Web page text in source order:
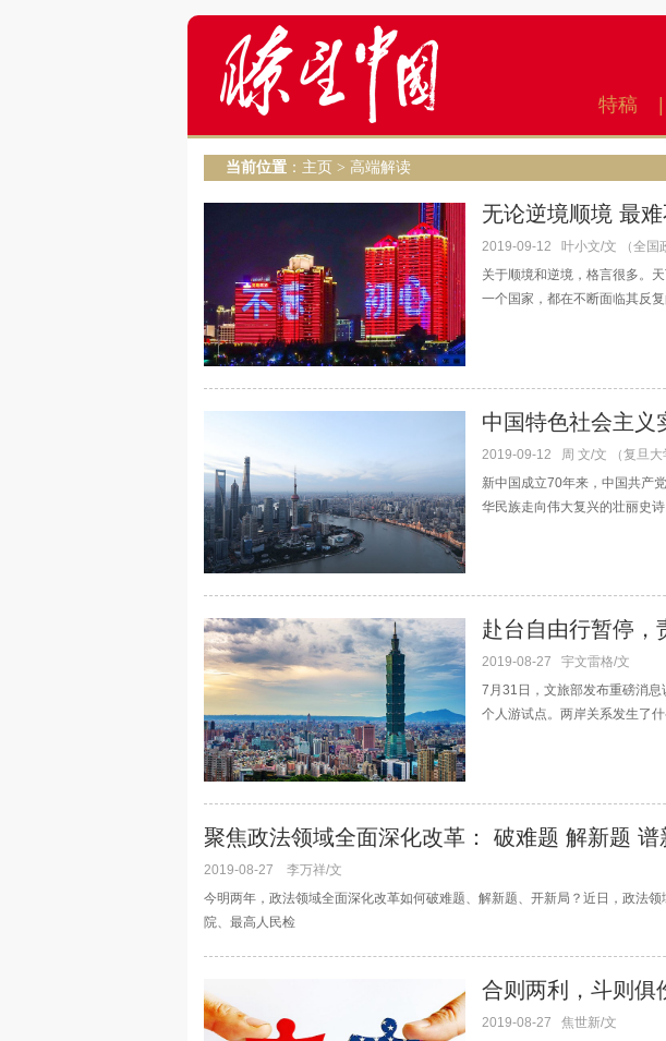
特稿
当前位置 ： 主页 > 高端解读
无论逆境顺境 最
2019-09-12
叶小文/文 （全国
关于顺境和逆境，格言很多。
一个国家，都在不断面临其反
中国特色社会主义
2019-09-12
周 文/文 （复旦
新中国成立70年来，中国共产
华民族走向伟大复兴的壮丽史
赴台自由行暂停，
2019-08-27
宇文雷格/文
7月31日，文旅部发布重磅消
个人游试点。两岸关系发生了
聚焦政法领域全面深化改革： 破难题 解新题 谱
2019-08-27
李万祥/文
今明两年，政法领域全面深化改革如何破难题、解新题、开新局？近日，政法
院、最高人民检
合则两利，斗则俱
2019-08-27
焦世新/文